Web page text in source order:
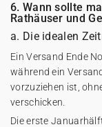
6. Wann sollte
Rathäuser und
a. Die idealen
Ein Versand Ende
während ein
vorzuziehen ist,
verschicken.
Die erste